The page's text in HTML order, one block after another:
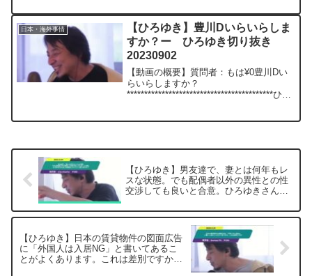
きさんの動画で、寄せ...
日本・海外事情
【ひろゆき】豊川Dいらいらしま
すか？ー ひろゆき切り抜き
20230902
【動画の概要】質問者：もは¥0豊川Dい
らいらしますか？
******************************************ひろ
【ひろゆき】男友達で、妻とは何年もレ
スな状態。でも配偶者以外の異性との性
交渉しても良いと合意。ひろゆきさんは
ひろゆき切り抜き 20250604
【ひろゆき】日本の賃貸物件の図面広告
に「外国人は入居NG」と書いてあるこ
とがよくあります。これは差別ですか